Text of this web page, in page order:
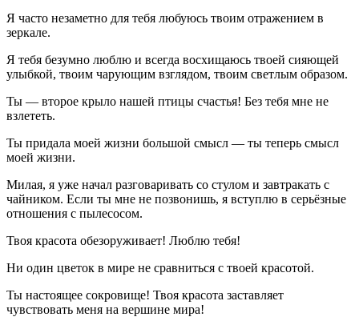
Я часто незаметно для тебя любуюсь твоим отражением в
зеркале.
Я тебя безумно люблю и всегда восхищаюсь твоей сияющей
улыбкой, твоим чарующим взглядом, твоим светлым образом.
Ты — второе крыло нашей птицы счастья! Без тебя мне не
взлететь.
Ты придала моей жизни большой смысл — ты теперь смысл
моей жизни.
Милая, я уже начал разговаривать со стулом и завтракать с
чайником. Если ты мне не позвонишь, я вступлю в серьёзные
отношения с пылесосом.
Твоя красота обезоруживает! Люблю тебя!
Ни один цветок в мире не сравниться с твоей красотой.
Ты настоящее сокровище! Твоя красота заставляет
чувствовать меня на вершине мира!